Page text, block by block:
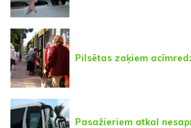
Pilsētas zaķiem
Pasažieriem atkal